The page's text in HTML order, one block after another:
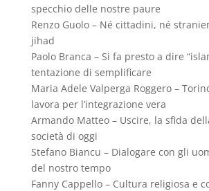
specchio delle nostre paure
Renzo Guolo – Né cittadini, né
jihad
Paolo Branca – Si fa presto a dire
tentazione di semplificare
Maria Adele Valperga Roggero –
lavora per l’integrazione vera
Armando Matteo – Uscire, la sfida
società di oggi
Stefano Biancu – Dialogare con gli
del nostro tempo
Fanny Cappello – Cultura religiosa e